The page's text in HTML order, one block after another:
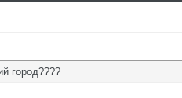
город????